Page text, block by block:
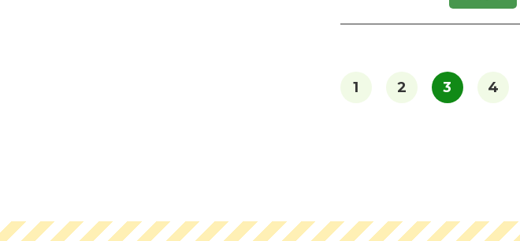
1 2 3 4